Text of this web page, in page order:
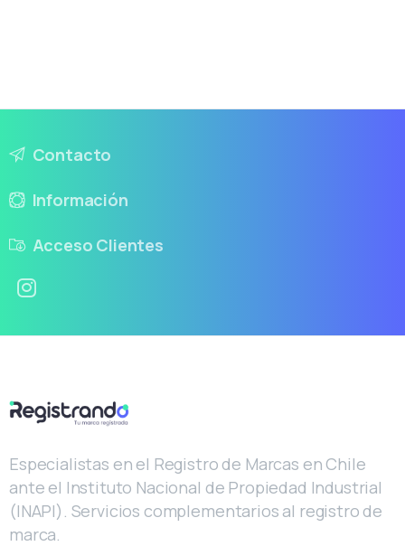
Contacto
Información
Acceso Clientes
Especialistas en el Registro de Marcas en Chile
ante el Instituto Nacional de Propiedad Industrial
(INAPI). Servicios complementarios al registro de
marca.